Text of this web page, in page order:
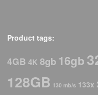
Product tags:
4GB 4K 8gb16gb
128GB 130 mb/s 133x